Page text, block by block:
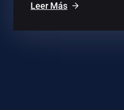
Leer Más